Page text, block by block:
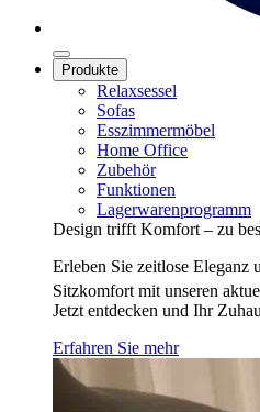
Produkte
Relaxsessel
Sofas
Esszimmermöbel
Home Office
Zubehör
Funktionen
Lagerwarenprogramm
Design trifft Komfort – zu
Erleben Sie zeitlose Eleganz
Sitzkomfort mit unseren
Jetzt entdecken und Ihr
Erfahren Sie mehr